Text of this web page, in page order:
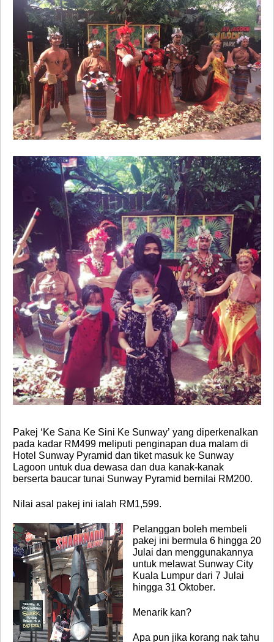
Pakej ‘Ke Sana Ke Sini Ke Sunway’ yang diperkenalkan
pada kadar RM499 meliputi penginapan dua malam di
Hotel Sunway Pyramid dan tiket masuk ke Sunway
Lagoon untuk dua dewasa dan dua kanak-kanak
berserta baucar tunai Sunway Pyramid bernilai RM200.
Nilai asal pakej ini ialah RM1,599.
Pelanggan boleh membeli
pakej ini bermula 6 hingga 20
Julai dan menggunakannya
untuk melawat Sunway City
Kuala Lumpur dari 7 Julai
hingga 31 Oktober.
Menarik kan?
Apa pun jika korang nak tahu